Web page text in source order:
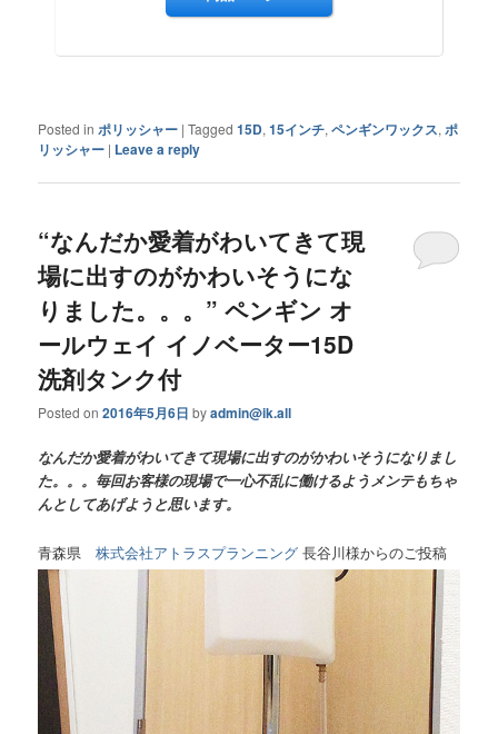
Posted in ポリッシャー |Tagged 15D,15インチ,ペンギンワックス, ポ
リッシャー | Leave a reply
“なんだか愛着がわいてきて現
場に出すのがかわいそうにな
りました。。。” ペンギン オ
ールウェイ イノベーター15D
洗剤タンク付
Posted on2016年5月6日 byadmin@ik.all
なんだか愛着がわいてきて現場に出すのがかわいそうになりまし
た。。。毎回お客様の現場で一心不乱に働けるようメンテもちゃ
んとしてあげようと思います。
青森県株式会社アトラスプランニング 長谷川様からのご投稿